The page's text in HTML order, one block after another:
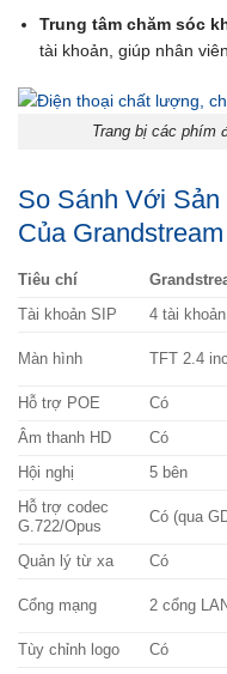
Trung tâm chăm sóc
tài khoản, giúp nhân
Trang bị các phím
So Sánh Với
Của
Tiêu chí
Tài khoản SIP 4 tài
Màn hình TFT 2.4
Hỗ trợ POE Có
Âm thanh HD Có
Hội nghị 5 bên
Hỗ trợ codec
G.722/Opus
Có (qua
Quản lý từ xa Có
Cổng mạng 2 cổng
Tùy chỉnh logo Có